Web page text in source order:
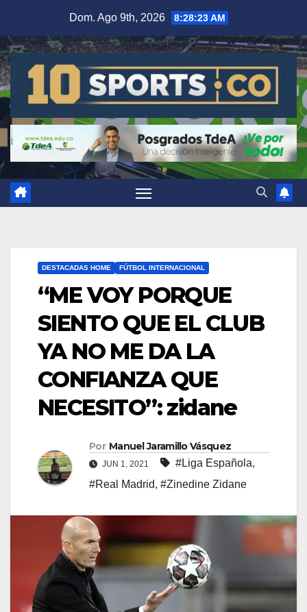
Dom. Ago 9th, 2026 8:28:24 AM
DESTACADAS HOME FÚTBOL INTERNACIONAL
“ME VOY PORQUE
SIENTO QUE EL CLUB
YA NO ME DA LA
CONFIANZA QUE
NECESITO”: zidane
Por Manuel Jaramillo Vásquez
JUN 1, 2021 #Liga Española,
#Real Madrid, #Zinedine Zidane